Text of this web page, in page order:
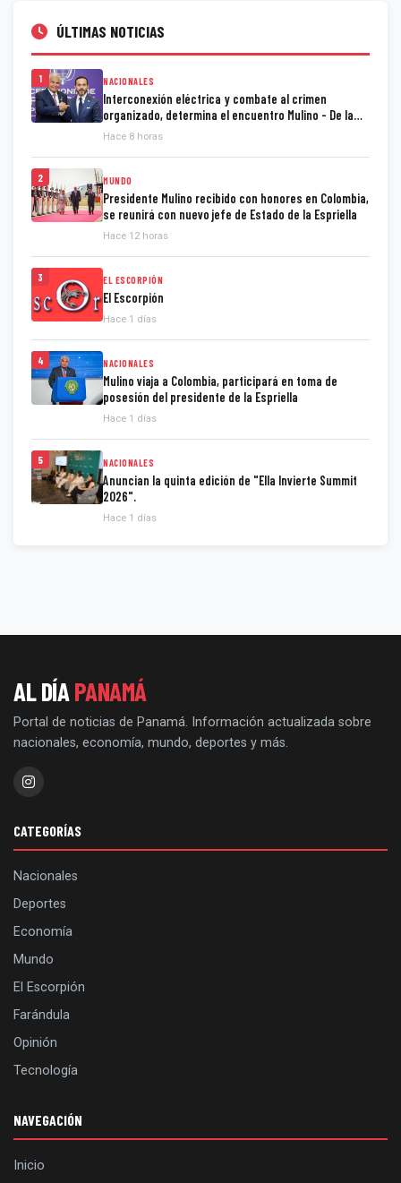
ÚLTIMAS NOTICIAS
1 NACIONALES
Interconexión eléctrica y combate al crimen
organizado, determina el encuentro Mulino - De la
Espriella
Hace 8 horas
2 MUNDO
Presidente Mulino recibido con honores en Colombia,
se reunirá con nuevo jefe de Estado de la Espriella
Hace 12 horas
3 EL ESCORPIÓN
El Escorpión
Hace 1 días
4 NACIONALES
Mulino viaja a Colombia, participará en toma de
posesión del presidente de la Espriella
Hace 1 días
5 NACIONALES
Anuncian la quinta edición de "Ella Invierte Summit
2026".
Hace 1 días
AL DÍAPANAMÁ
Portal de noticias de Panamá. Información actualizada sobre
nacionales, economía, mundo, deportes y más.
CATEGORÍAS
Nacionales
Deportes
Economía
Mundo
El Escorpión
Farándula
Opinión
Tecnología
NAVEGACIÓN
Inicio